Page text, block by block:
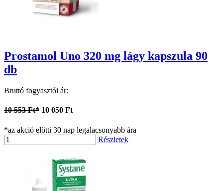
Prostamol Uno 320 mg lágy kapszula 90
db
Bruttó fogyasztói ár:
10 553 Ft* 10 050 Ft
*az akció előtti 30 nap legalacsonyabb ára
Részletek